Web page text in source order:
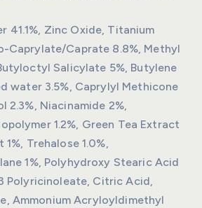
41.1%, Zinc Oxide, Titanium
Caprylate/Caprate 8.8%, Methyl
Salicylate 5%, Butylene
water 3.5%, Caprylyl Methicone
2.3%, Niacinamide 2%,
1.2%, Green Tea Extract
1%, Trehalose 1.0%,
1%, Polyhydroxy Stearic Acid
Polyricinoleate, Citric Acid,
Ammonium Acryloyldimethyl